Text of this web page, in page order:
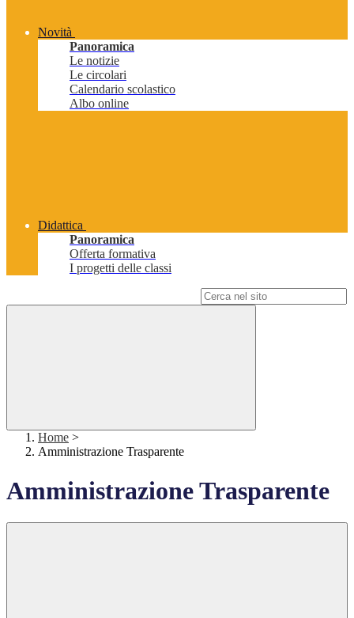
Novità
Panoramica
Le notizie
Le circolari
Calendario scolastico
Albo online
Didattica
Panoramica
Offerta formativa
I progetti delle classi
Home >
Amministrazione Trasparente
Amministrazione Trasparente